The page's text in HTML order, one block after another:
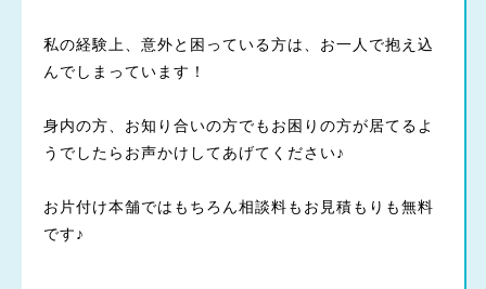
私の経験上、意外と困っている方は、お一人で抱え込
んでしまっています！
身内の方、お知り合いの方でもお困りの方が居てるよ
うでしたらお声かけしてあげてください♪
お片付け本舗ではもちろん相談料もお見積もりも無料
です♪